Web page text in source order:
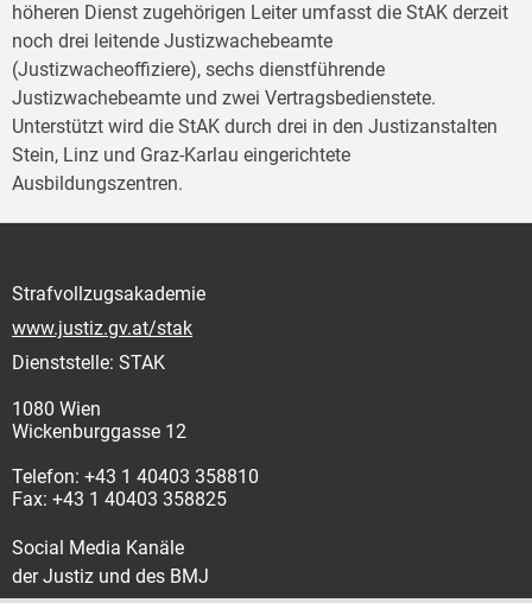
höheren Dienst zugehörigen Leiter umfasst die StAK derzeit
noch drei leitende Justizwachebeamte
(Justizwacheoffiziere), sechs dienstführende
Justizwachebeamte und zwei Vertragsbedienstete.
Unterstützt wird die StAK durch drei in den Justizanstalten
Stein, Linz und Graz-Karlau eingerichtete
Ausbildungszentren.
Strafvollzugsakademie
www.justiz.gv.at/stak
Dienststelle: STAK
1080 Wien
Wickenburggasse 12
Telefon: +43 1 40403 358810
Fax: +43 1 40403 358825
Social Media Kanäle
der Justiz und des BMJ